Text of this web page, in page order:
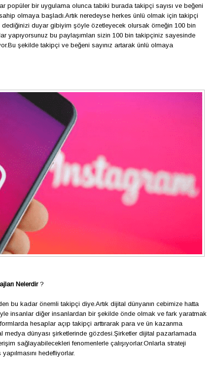
popüler bir uygulama olunca tabiki burada takipçi sayısı ve beğeni
olmaya başladı.Artık neredeyse herkes ünlü olmak için takipçi
dediğinizi duyar gibiyim şöyle özetleyecek olursak örneğin 100 bin
yapıyorsunuz bu paylaşımları sizin 100 bin takipçiniz sayesinde
şekilde takipçi ve beğeni sayınız artarak ünlü olmaya
Nelerdir?
bu kadar önemli takipçi diye.Artık dijital dünyanın cebimize hatta
insanlar diğer insanlardan bir şekilde önde olmak ve fark yaratmak
hesaplar açıp takipçi arttırarak para ve ün kazanma
medya dünyası şirketlerinde gözdesi.Şirketler dijital pazarlamada
sağlayabilecekleri fenomenlerle çalışıyorlar.Onlarla strateji
yapılmasını hedefliyorlar.